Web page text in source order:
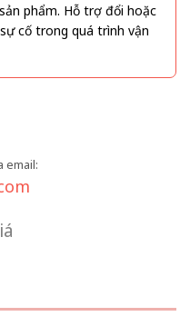
phẩm. Hỗ trợ đổi hoặc
cố trong quá trình vận
email: